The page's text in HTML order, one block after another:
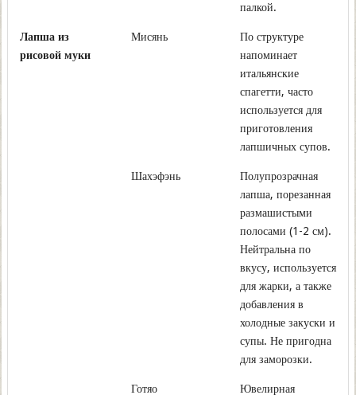
палкой.
Лапша из
рисовой муки
Мисянь
По структуре
напоминает
итальянские
спагетти, часто
используется для
приготовления
лапшичных супов.
Шахэфэнь
Полупрозрачная
лапша, порезанная
размашистыми
полосами (1-2 см).
Нейтральна по
вкусу, используется
для жарки, а также
добавления в
холодные закуски и
супы. Не пригодна
для заморозки.
Готяо Ювелирная